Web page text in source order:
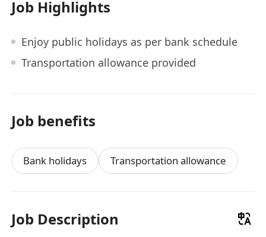
Job Highlights
Enjoy public holidays as per bank schedule
Transportation allowance provided
Job benefits
Bank holidays Transportation allowance
Job Description